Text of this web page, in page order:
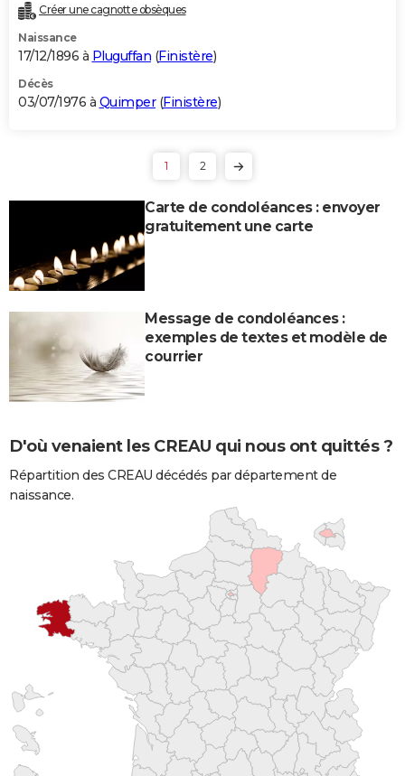
Créer une cagnotte obsèques
Naissance
17/12/1896 à Pluguffan (Finistère)
Décès
03/07/1976 à Quimper(Finistère)
1 2
Carte de condoléances : envoyer
gratuitement une carte
Message de condoléances :
exemples de textes et modèle de
courrier
D'où venaient les CREAU qui nous ont quittés ?
Répartition des CREAU décédés par département de
naissance.